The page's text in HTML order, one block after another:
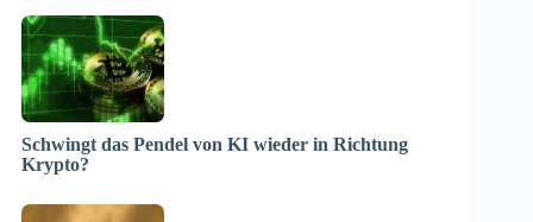
Schwingt das Pendel von KI wieder in Richtung
Krypto?